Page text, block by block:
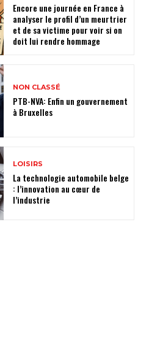
Encore une journée en France à
analyser le profil d’un meurtrier
et de sa victime pour voir si on
doit lui rendre hommage
NON CLASSÉ
PTB-NVA: Enfin un gouvernement
à Bruxelles
LOISIRS
La technologie automobile belge
: l’innovation au cœur de
l’industrie